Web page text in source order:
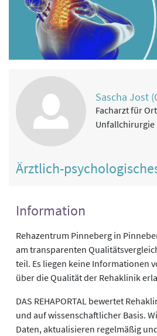
Sascha Jost
Facharzt für
Unfallchirurgie
Ärztlich-
Information
Rehazentrum Pinneberg in
am transparenten Qualitätsvergleich
teil. Es liegen keine Informationen
über die Qualität der Rehaklinik
DAS REHAPORTAL bewertet
und auf wissenschaftlicher Basis.
Daten, aktualisieren regelmäßig